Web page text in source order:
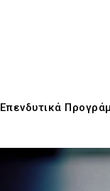
Επενδυτικά